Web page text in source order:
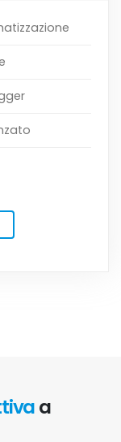
a